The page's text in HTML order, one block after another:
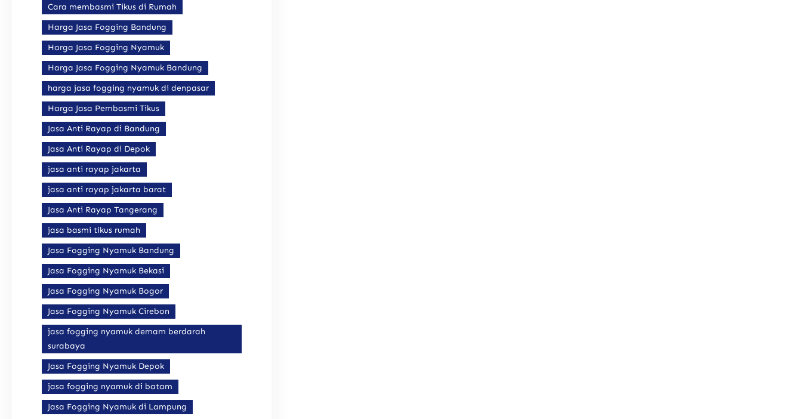
Cara membasmi Tikus di Rumah
Harga Jasa Fogging Bandung
Harga Jasa Fogging Nyamuk
Harga Jasa Fogging Nyamuk Bandung
harga jasa fogging nyamuk di denpasar
Harga Jasa Pembasmi Tikus
Jasa Anti Rayap di Bandung
Jasa Anti Rayap di Depok
jasa anti rayap jakarta
jasa anti rayap jakarta barat
Jasa Anti Rayap Tangerang
jasa basmi tikus rumah
Jasa Fogging Nyamuk Bandung
Jasa Fogging Nyamuk Bekasi
Jasa Fogging Nyamuk Bogor
Jasa Fogging Nyamuk Cirebon
jasa fogging nyamuk demam berdarah
surabaya
Jasa Fogging Nyamuk Depok
jasa fogging nyamuk di batam
Jasa Fogging Nyamuk di Lampung